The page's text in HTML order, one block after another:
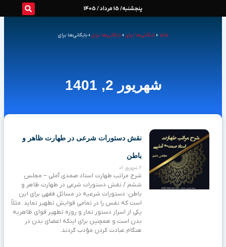
پنجشنبه/ 15 مرداد / 1405
خانه »بایگانی‌ها برای »بایگانی‌ها برای »بایگانی‌ها برای
شهریور 2, 1401
نقش دستورات شرعی در طهارت ظاهر و
باطن
2 شهریور 01
شرح مراتب طهارت استاد صمدی آملی – مجلس
ششم / نقش دستورات شرعی در طهارت ظاهر و
باطن: دستورات شرعیه در مسائل فقهی برای این
است که نفس را در تمامی قوایش تطهیر نماید. مثلاً
یکی از اسرار دستور نماز و روزه تطهیر قوای ظاهریه
بدن است و همچنین برای اینکه اعضای بدن در
هنگام عبادت کردن مؤدب گردند.